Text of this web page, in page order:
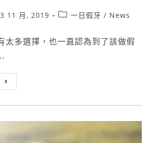
11 月, 2019 一日假牙 / News
太多選擇，也一直認為到了該做假